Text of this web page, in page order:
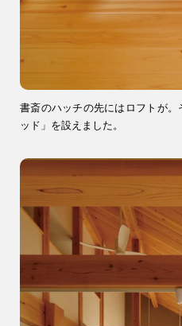
書斎のハッチの先にはロフトが
ッド」を設えました。